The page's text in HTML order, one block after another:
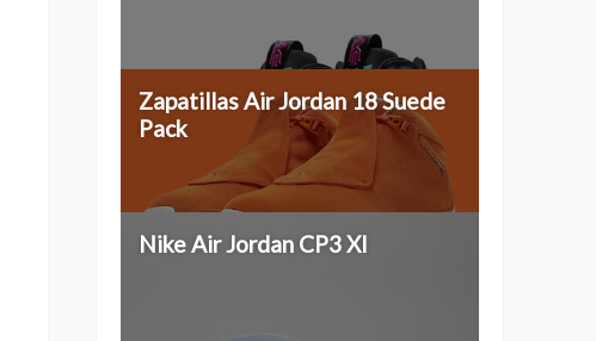
Zapatillas Air Jordan 18 Suede
Pack
Nike Air Jordan CP3 XI